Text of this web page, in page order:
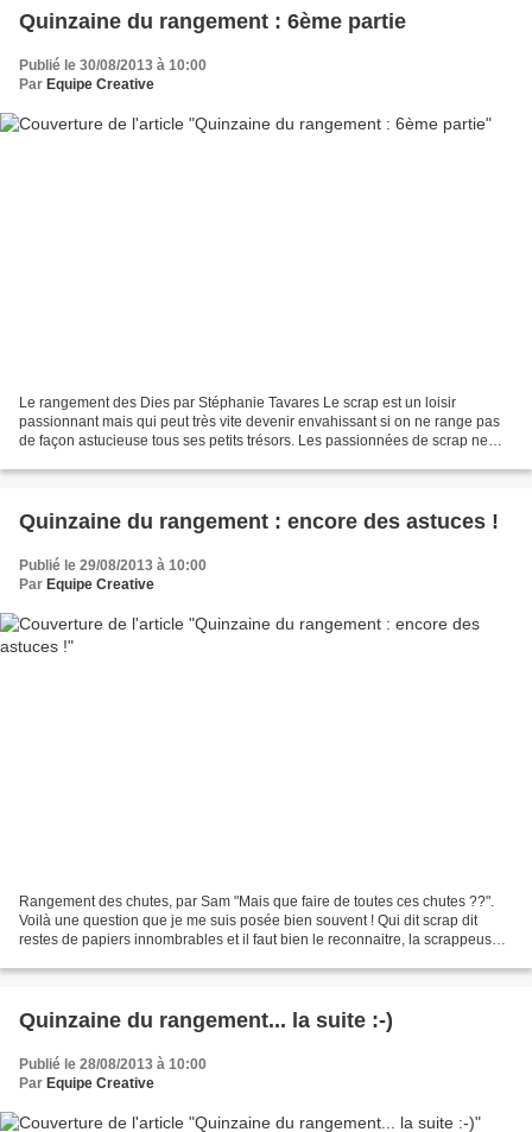
Quinzaine du rangement : 6ème partie
Publié le 30/08/2013 à 10:00
Par Equipe Creative
Le rangement des Dies par Stéphanie Tavares Le scrap est un loisir
passionnant mais qui peut très vite devenir envahissant si on ne range pas
de façon astucieuse tous ses petits trésors. Les passionnées de scrap ne
Quinzaine du rangement : encore des astuces !
Publié le 29/08/2013 à 10:00
Par Equipe Creative
Rangement des chutes, par Sam "Mais que faire de toutes ces chutes ??".
Voilà une question que je me suis posée bien souvent ! Qui dit scrap dit
restes de papiers innombrables et il faut bien le reconnaitre, la scrappeuse
Quinzaine du rangement... la suite :-)
Publié le 28/08/2013 à 10:00
Par Equipe Creative